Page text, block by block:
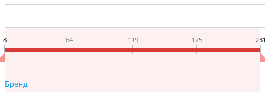
8 64 119 175
Бренд